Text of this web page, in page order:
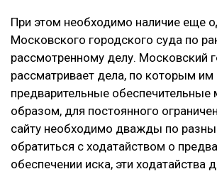
При этом необходимо наличие еще
Московского городского суда по
рассмотренному делу. Московский
рассматривает дела, по которым
предварительные
образом, для постоянного
сайту необходимо дважды по
обратиться с ходатайством о
обеспечении иска, эти